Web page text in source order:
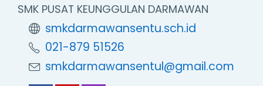
SMK PUSAT KEUNGGULAN DARMAWAN
smkdarmawansentu.sch.id
021-879 51526
smkdarmawansentul@gmail.com